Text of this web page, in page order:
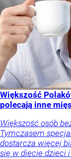
Większość
polecają inne
Większość osób
Tymczasem
dostarcza więcej
się w diecie dzieci